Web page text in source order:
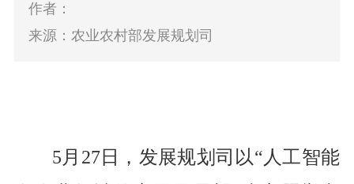
作者：
来源：农业农村部发展规划司
5 月 27日，发展规划司以“ 人工智能